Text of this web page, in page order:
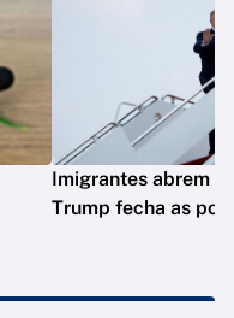
Imigrantes abrem
Trump fecha as